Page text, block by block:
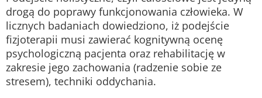
drogą do poprawy funkcjonowania człowieka. W
licznych badaniach dowiedziono, iż podejście
fizjoterapii musi zawierać kognitywną ocenę
psychologiczną pacjenta oraz rehabilitację w
zakresie jego zachowania (radzenie sobie ze
stresem), techniki oddychania.